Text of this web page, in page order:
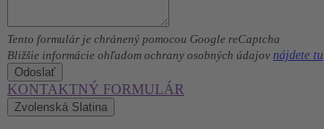
Tento formulár je chránený pomocou Google reCaptcha
Bližšie informácie ohľadom ochrany osobných údajov nájdete tu
Odoslať
KONTAKTNÝ FORMULÁR
Zvolenská Slatina